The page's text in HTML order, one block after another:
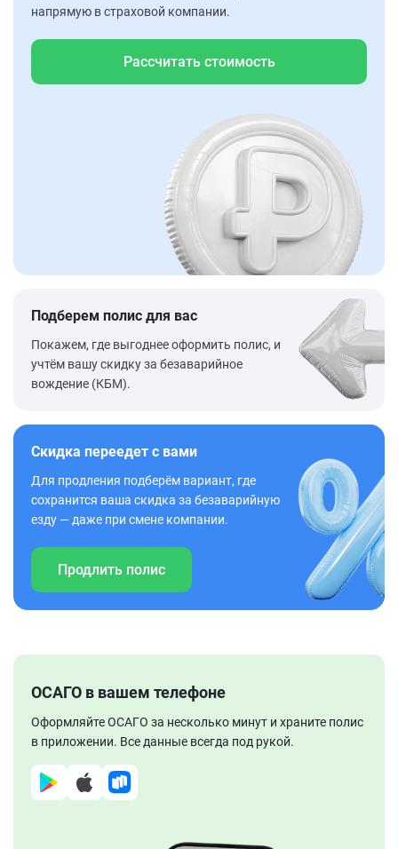
напрямую в страховой компании.
Рассчитать стоимость
Подберем полис для вас
Покажем, где выгоднее оформить полис, и
учтём вашу скидку за безаварийное
вождение (КБМ).
Скидка переедет с вами
Для продления подберём вариант, где
сохранится ваша скидка за безаварийную
езду — даже при смене компании.
Продлить полис
ОСАГО в вашем телефоне
Оформляйте ОСАГО за несколько минут и храните полис
в приложении. Все данные всегда под рукой.